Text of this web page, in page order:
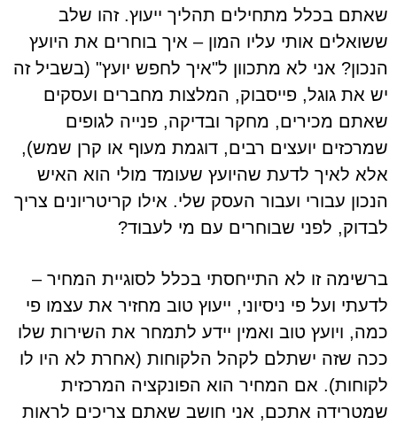
שאתם בכלל מתחילים תהליך ייעוץ. זהו שלב
ששואלים אותי עליו המון – איך בוחרים את היועץ
הנכון? אני לא מתכוון ל"איך לחפש יועץ" (בשביל זה
יש את גוגל, פייסבוק, המלצות מחברים ועסקים
שאתם מכירים, מחקר ובדיקה, פנייה לגופים
שמרכזים יועצים רבים, דוגמת מעוף או קרן שמש),
אלא לאיך לדעת שהיועץ שעומד מולי הוא האיש
הנכון עבורי ועבור העסק שלי. אילו קריטריונים צריך
לבדוק, לפני שבוחרים עם מי לעבוד?
ברשימה זו לא התייחסתי בכלל לסוגיית המחיר –
לדעתי ועל פי ניסיוני, ייעוץ טוב מחזיר את עצמו פי
כמה, ויועץ טוב ואמין יידע לתמחר את השירות שלו
ככה שזה ישתלם לקהל הלקוחות (אחרת לא היו לו
לקוחות). אם המחיר הוא הפונקציה המרכזית
שמטרידה אתכם, אני חושב שאתם צריכים לראות